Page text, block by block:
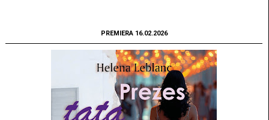
PREMIERA 16.02.2026